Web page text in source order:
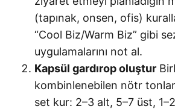
(tapınak, onsen, ofis)
“Cool Biz/Warm Biz” gibi
uygulamalarını not al.
Kapsül gardırop oluştur
kombinlenebilen nötr
set kur: 2–3 alt, 5–7 üst,